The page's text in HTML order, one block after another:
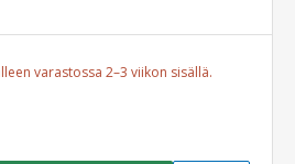
varastossa 2–3 viikon sisällä.